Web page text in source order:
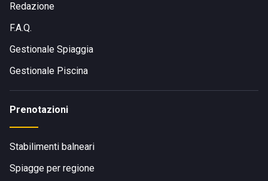
Redazione
F.A.Q.
Gestionale Spiaggia
Gestionale Piscina
Prenotazioni
Stabilimenti balneari
Spiagge per regione